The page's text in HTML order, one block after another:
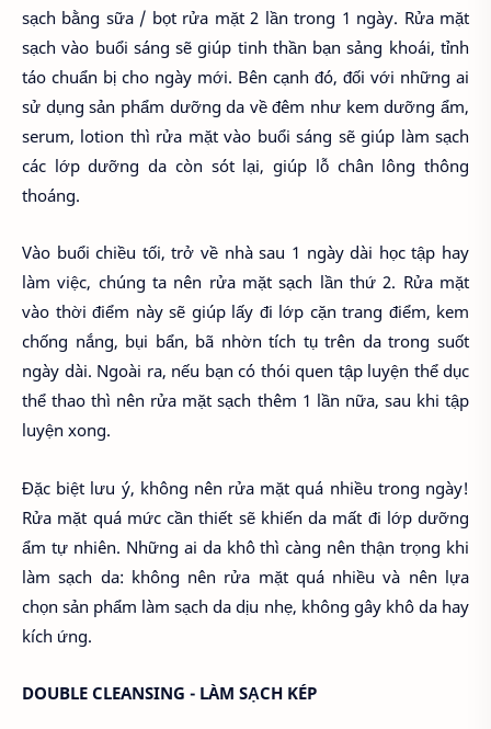
sạch bằng sữa / bọt rửa mặt 2 lần trong 1 ngày. Rửa mặt
sạch vào buổi sáng sẽ giúp tinh thần bạn sảng khoái, tỉnh
táo chuẩn bị cho ngày mới. Bên cạnh đó, đối với những ai
sử dụng sản phẩm dưỡng da về đêm như kem dưỡng ẩm,
serum, lotion thì rửa mặt vào buổi sáng sẽ giúp làm sạch
các lớp dưỡng da còn sót lại, giúp lỗ chân lông thông
thoáng.
Vào buổi chiều tối, trở về nhà sau 1 ngày dài học tập hay
làm việc, chúng ta nên rửa mặt sạch lần thứ 2. Rửa mặt
vào thời điểm này sẽ giúp lấy đi lớp cặn trang điểm, kem
chống nắng, bụi bẩn, bã nhờn tích tụ trên da trong suốt
ngày dài. Ngoài ra, nếu bạn có thói quen tập luyện thể dục
thể thao thì nên rửa mặt sạch thêm 1 lần nữa, sau khi tập
luyện xong.
Đặc biệt lưu ý, không nên rửa mặt quá nhiều trong ngày!
Rửa mặt quá mức cần thiết sẽ khiến da mất đi lớp dưỡng
ẩm tự nhiên. Những ai da khô thì càng nên thận trọng khi
làm sạch da: không nên rửa mặt quá nhiều và nên lựa
chọn sản phẩm làm sạch da dịu nhẹ, không gây khô da hay
kích ứng.
DOUBLE CLEANSING - LÀM SẠCH KÉP